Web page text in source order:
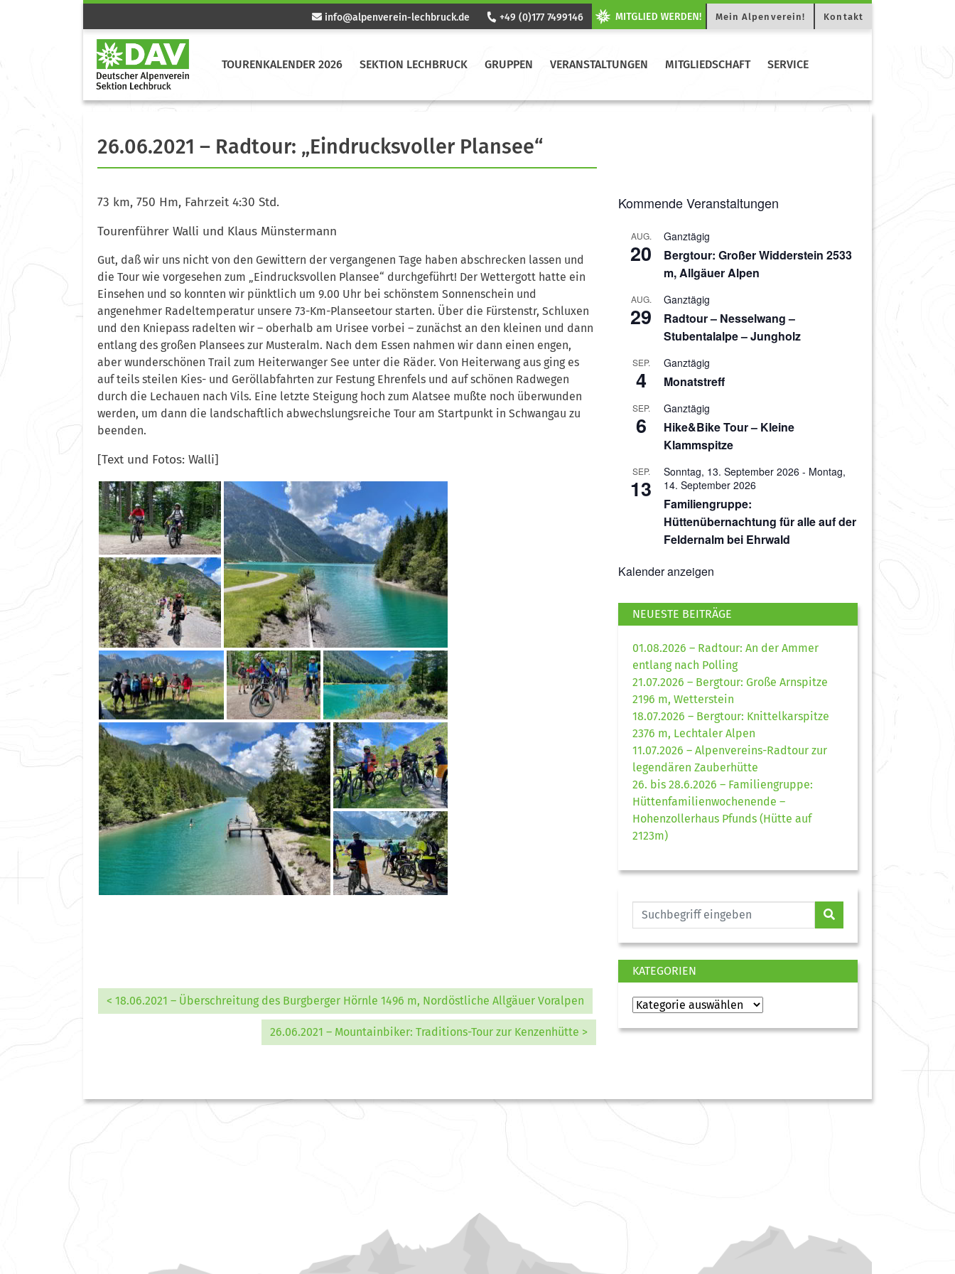
info@alpenverein-lechbruck.de +49 (0)177 7499146 Mein Alpenverein! Kontakt
TOURENKALENDER 2026 SEKTION LECHBRUCK GRUPPEN VERANSTALTUNGEN MITGLIEDSCHAFT SERVICE
26.06.2021 – Radtour: „Eindrucksvoller Plansee“
73 km, 750 Hm, Fahrzeit 4:30 Std.
Tourenführer Walli und Klaus Münstermann
Gut, daß wir uns nicht von den Gewittern der vergangenen Tage haben abschrecken lassen und
die Tour wie vorgesehen zum „Eindrucksvollen Plansee“ durchgeführt! Der Wettergott hatte ein
Einsehen und so konnten wir pünktlich um 9.00 Uhr bei schönstem Sonnenschein und
angenehmer Radeltemperatur unsere 73-Km-Planseetour starten. Über die Fürstenstr, Schluxen
und den Kniepass radelten wir – oberhalb am Urisee vorbei – zunächst an den kleinen und dann
entlang des großen Plansees zur Musteralm. Nach dem Essen nahmen wir dann einen engen,
aber wunderschönen Trail zum Heiterwanger See unter die Räder. Von Heiterwang aus ging es
auf teils steilen Kies- und Geröllabfahrten zur Festung Ehrenfels und auf schönen Radwegen
durch die Lechauen nach Vils. Eine letzte Steigung hoch zum Alatsee mußte noch überwunden
werden, um dann die landschaftlich abwechslungsreiche Tour am Startpunkt in Schwangau zu
beenden.
[Text und Fotos: Walli]
< 18.06.2021 – Überschreitung des Burgberger Hörnle 1496 m, Nordöstliche Allgäuer Voralpen
26.06.2021 – Mountainbiker: Traditions-Tour zur Kenzenhütte >
Kommende Veranstaltungen
AUG.
20
Ganztägig
Bergtour: Großer Widderstein 2533
m, Allgäuer Alpen
AUG.
29
Ganztägig
Radtour – Nesselwang –
Stubentalalpe – Jungholz
SEP.
4
Ganztägig
Monatstreff
SEP.
6
Ganztägig
Hike&Bike Tour – Kleine
Klammspitze
SEP.
13
Sonntag, 13. September 2026 - Montag,
14. September 2026
Familiengruppe:
Hüttenübernachtung für alle auf der
Feldernalm bei Ehrwald
Kalender anzeigen
NEUESTE BEITRÄGE
01.08.2026 – Radtour: An der Ammer
entlang nach Polling
21.07.2026 – Bergtour: Große Arnspitze
2196 m, Wetterstein
18.07.2026 – Bergtour: Knittelkarspitze
2376 m, Lechtaler Alpen
11.07.2026 – Alpenvereins-Radtour zur
legendären Zauberhütte
26. bis 28.6.2026 – Familiengruppe:
Hüttenfamilienwochenende –
Hohenzollerhaus Pfunds (Hütte auf
2123m)
KATEGORIEN
Kategorien